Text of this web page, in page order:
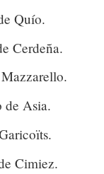
Quío.
Cerdeña.
de Asia.
Cimiez.